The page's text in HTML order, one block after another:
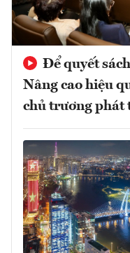
Để quyết
Nâng cao hiệu
chủ trương phát